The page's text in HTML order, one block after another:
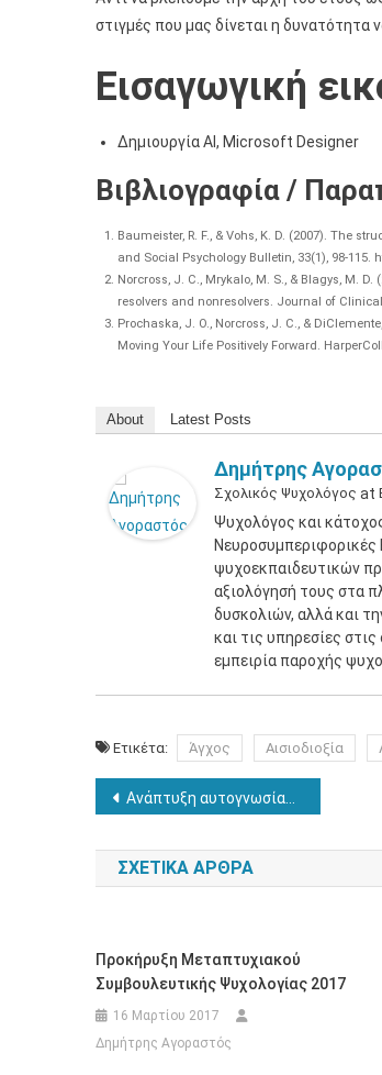
στιγμές που μας δίνεται η δυνατότητα
Εισαγωγική
Δημιουργία ΑΙ, Microsoft Designer
Βιβλιογραφία /
Baumeister, R. F., & Vohs, K. D. (2007). The
and Social Psychology Bulletin, 33(1), 98-115.
Norcross, J. C., Mrykalo, M. S., & Blagys, M.
resolvers and nonresolvers. Journal of
Prochaska, J. O., Norcross, J. C., &
Moving Your Life Positively Forward.
About Latest Posts
Δημήτρης
Σχολικός Ψυχολόγος at
Ψυχολόγος και
ψυχοεκπαιδευτικών
αξιολόγησή τους στα
δυσκολιών, αλλά και
και τις υπηρεσίες
εμπειρία παροχής
Ετικέτα: Άγχος Αισιοδιοξία
Πλοήγηση
άρθρων
Ανάπτυξη αυτογνωσίας: η περίπτωση του Rouge test
ΣΧΕΤΙΚΆ ΆΡΘΡΑ
Προκήρυξη Μεταπτυχιακού
Συμβουλευτικής Ψυχολογίας 2017
16 Μαρτίου 2017
Δημήτρης Αγοραστός